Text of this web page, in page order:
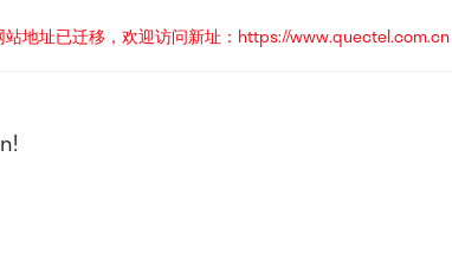
站地址已迁移，欢迎访问新址：https://www.quectel.com.cn